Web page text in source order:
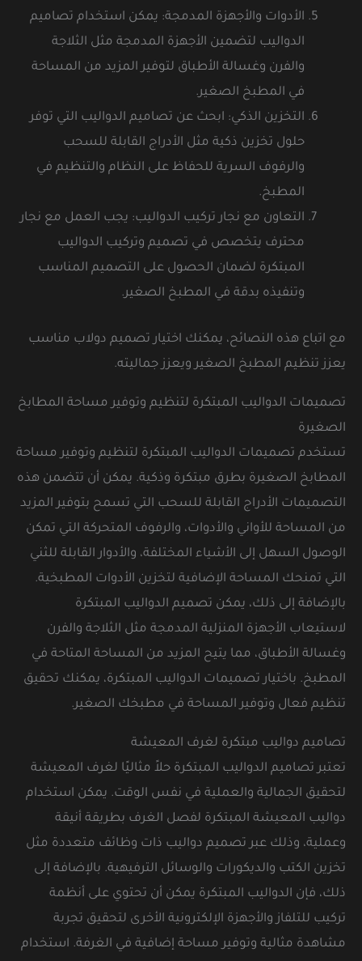
الأدوات والأجهزة المدمجة: يمكن استخدام تصاميم
الدواليب لتضمين الأجهزة المدمجة مثل الثلاجة
والفرن وغسالة الأطباق لتوفير المزيد من المساحة
في المطبخ الصغير.
التخزين الذكي: ابحث عن تصاميم الدواليب التي توفر
حلول تخزين ذكية مثل الأدراج القابلة للسحب
والرفوف السرية للحفاظ على النظام والتنظيم في
المطبخ.
التعاون مع نجار تركيب الدواليب: يجب العمل مع نجار
محترف يتخصص في تصميم وتركيب الدواليب
المبتكرة لضمان الحصول على التصميم المناسب
وتنفيذه بدقة في المطبخ الصغير.
مع اتباع هذه النصائح، يمكنك اختيار تصميم دولاب مناسب
يعزز تنظيم المطبخ الصغير ويعزز جماليته.
تصميمات الدواليب المبتكرة لتنظيم وتوفير مساحة المطابخ
الصغيرة
تستخدم تصميمات الدواليب المبتكرة لتنظيم وتوفير مساحة
المطابخ الصغيرة بطرق مبتكرة وذكية. يمكن أن تتضمن هذه
التصميمات الأدراج القابلة للسحب التي تسمح بتوفير المزيد
من المساحة للأواني والأدوات، والرفوف المتحركة التي تمكن
الوصول السهل إلى الأشياء المختلفة، والأدوار القابلة للثني
التي تمنحك المساحة الإضافية لتخزين الأدوات المطبخية.
بالإضافة إلى ذلك، يمكن تصميم الدواليب المبتكرة
لاستيعاب الأجهزة المنزلية المدمجة مثل الثلاجة والفرن
وغسالة الأطباق، مما يتيح المزيد من المساحة المتاحة في
المطبخ. باختيار تصميمات الدواليب المبتكرة، يمكنك تحقيق
تنظيم فعال وتوفير المساحة في مطبخك الصغير.
تصاميم دواليب مبتكرة لغرف المعيشة
تعتبر تصاميم الدواليب المبتكرة حلاً مثاليًا لغرف المعيشة
لتحقيق الجمالية والعملية في نفس الوقت. يمكن استخدام
دواليب المعيشة المبتكرة لفصل الغرف بطريقة أنيقة
وعملية، وذلك عبر تصميم دواليب ذات وظائف متعددة مثل
تخزين الكتب والديكورات والوسائل الترفيهية. بالإضافة إلى
ذلك، فإن الدواليب المبتكرة يمكن أن تحتوي على أنظمة
تركيب للتلفاز والأجهزة الإلكترونية الأخرى لتحقيق تجربة
مشاهدة مثالية وتوفير مساحة إضافية في الغرفة. استخدام